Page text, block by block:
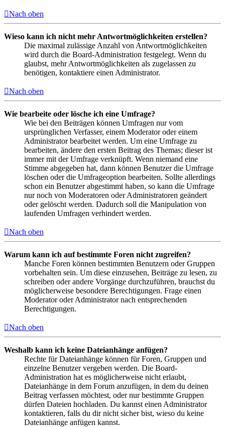
Nach oben
Wieso kann ich nicht mehr Antwortmöglichkeiten erstellen?
Die maximal zulässige Anzahl von Antwortmöglichkeiten
wird durch die Board-Administration festgelegt. Wenn du
glaubst, mehr Antwortmöglichkeiten als zugelassen zu
benötigen, kontaktiere einen Administrator.
Nach oben
Wie bearbeite oder lösche ich eine Umfrage?
Wie bei den Beiträgen können Umfragen nur vom
ursprünglichen Verfasser, einem Moderator oder einem
Administrator bearbeitet werden. Um eine Umfrage zu
bearbeiten, ändere den ersten Beitrag des Themas; dieser ist
immer mit der Umfrage verknüpft. Wenn niemand eine
Stimme abgegeben hat, dann können Benutzer die Umfrage
löschen oder die Umfrageoption bearbeiten. Sollte allerdings
schon ein Benutzer abgestimmt haben, so kann die Umfrage
nur noch von Moderatoren oder Administratoren geändert
oder gelöscht werden. Dadurch soll die Manipulation von
laufenden Umfragen verhindert werden.
Nach oben
Warum kann ich auf bestimmte Foren nicht zugreifen?
Manche Foren können bestimmten Benutzern oder Gruppen
vorbehalten sein. Um diese einzusehen, Beiträge zu lesen, zu
schreiben oder andere Vorgänge durchzuführen, brauchst du
möglicherweise besondere Berechtigungen. Frage einen
Moderator oder Administrator nach entsprechenden
Berechtigungen.
Nach oben
Weshalb kann ich keine Dateianhänge anfügen?
Rechte für Dateianhänge können für Foren, Gruppen und
einzelne Benutzer vergeben werden. Die Board-
Administration hat es möglicherweise nicht erlaubt,
Dateianhänge in dem Forum anzufügen, in dem du deinen
Beitrag verfassen möchtest, oder nur bestimmte Gruppen
dürfen Dateien hochladen. Du kannst einen Administrator
kontaktieren, falls du dir nicht sicher bist, wieso du keine
Dateianhänge anfügen kannst.